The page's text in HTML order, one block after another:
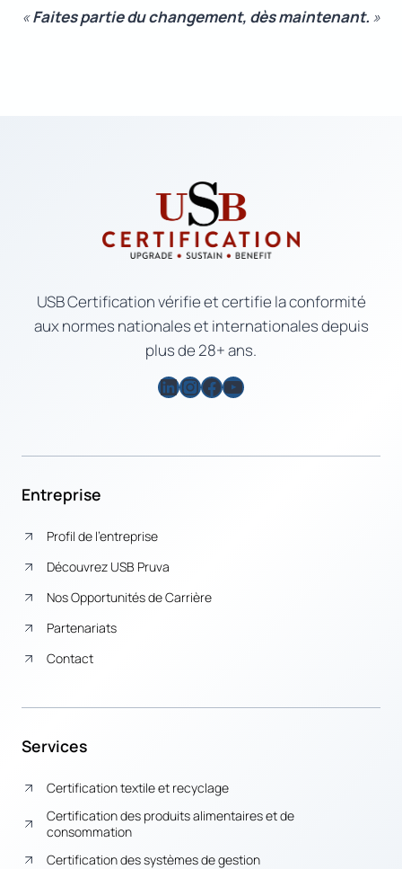
«Faites partie du changement, dès maintenant. »
USB Certification vérifie et certifie la conformité
aux normes nationales et internationales depuis
plus de 28+ ans.
LinkedIn
Instagram
Facebook
YouTube
Entreprise
Profil de l’entreprise
Découvrez USB Pruva
Nos Opportunités de Carrière
Partenariats
Contact
Services
Certification textile et recyclage
Certification des produits alimentaires et de
consommation
Certification des systèmes de gestion